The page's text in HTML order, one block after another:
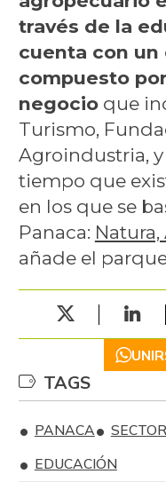
través de la
cuenta con un
compuesto
negocioque
Turismo,
Agroindustria, y
tiempo que
en los que se
Panaca:
añade el
TAGS
PANACA
EDUCACIÓN